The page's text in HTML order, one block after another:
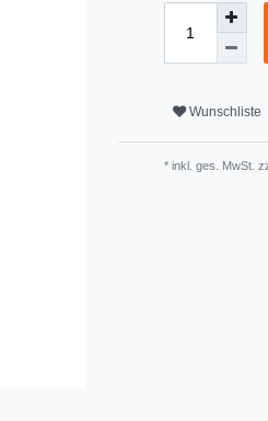
Wunschliste
* inkl. ges. MwSt.